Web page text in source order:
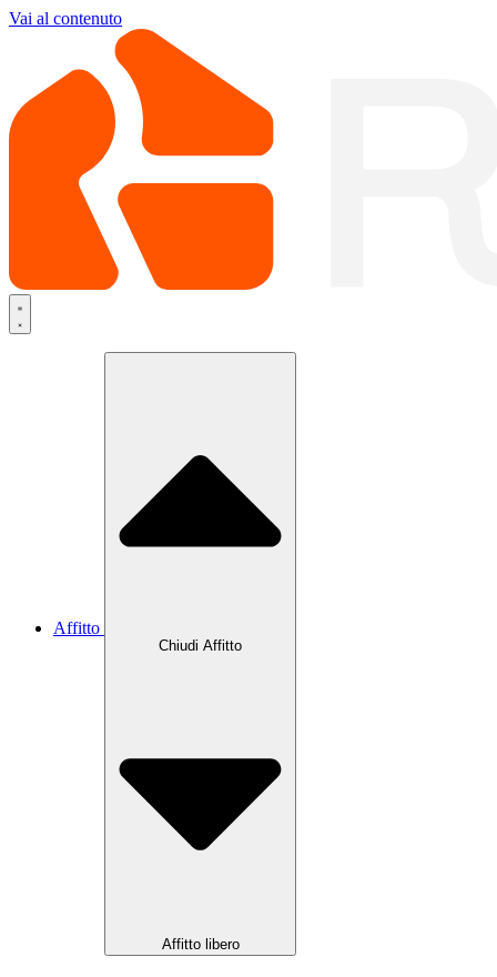
Vai al contenuto
Affitto
Chiudi Affitto
Affitto libero